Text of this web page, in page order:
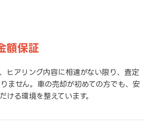
額保証
ヒアリング内容に相違がない限り、査定
ません。車の売却が初めての方でも、安
ける環境を整えています。